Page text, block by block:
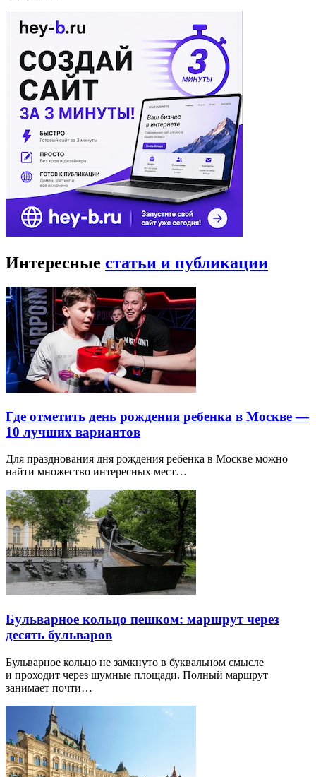
Интересные статьи и публикации
Где отметить день рождения ребенка в Москве —
10 лучших вариантов
Для празднования дня рождения ребенка в Москве можно
найти множество интересных мест…
Бульварное кольцо пешком: маршрут через
десять бульваров
Бульварное кольцо не замкнуто в буквальном смысле
и проходит через шумные площади. Полный маршрут
занимает почти…